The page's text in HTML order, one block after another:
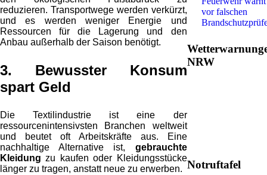
reduzieren. Transportwege werden verkürzt,
und es werden weniger Energie und
Ressourcen für die Lagerung und den
Anbau außerhalb der Saison benötigt.
3. Bewusster Konsum
spart Geld
Die Textilindustrie ist eine der
ressourcenintensivsten Branchen weltweit
und beutet oft Arbeitskräfte aus. Eine
nachhaltige Alternative ist, gebrauchte
Kleidung zu kaufen oder Kleidungsstücke
länger zu tragen, anstatt neue zu erwerben.
vor falschen
NRW
Notruftafel